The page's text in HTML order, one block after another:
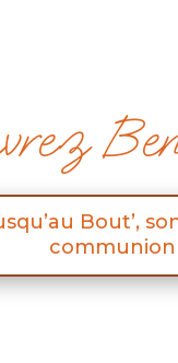
Bout’,
communion